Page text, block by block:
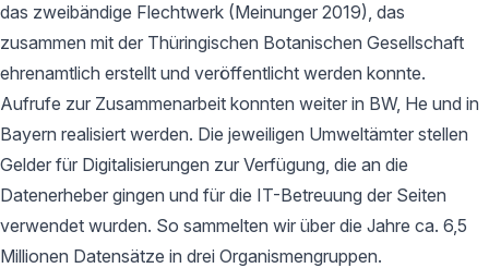
das zweibändige Flechtwerk (Meinunger 2019), das
zusammen mit der Thüringischen Botanischen Gesellschaft
ehrenamtlich erstellt und veröffentlicht werden konnte.
Aufrufe zur Zusammenarbeit konnten weiter in BW, He und in
Bayern realisiert werden. Die jeweiligen Umweltämter stellen
Gelder für Digitalisierungen zur Verfügung, die an die
Datenerheber gingen und für die IT-Betreuung der Seiten
verwendet wurden. So sammelten wir über die Jahre ca. 6,5
Millionen Datensätze in drei Organismengruppen.